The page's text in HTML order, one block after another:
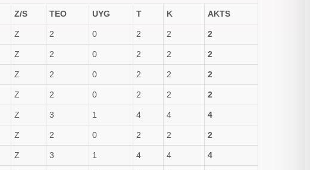
Z/S TEO UYG T K AKTS
Z 2 0 2 2 2
Z 2 0 2 2 2
Z 2 0 2 2 2
Z 2 0 2 2 2
Z 3 1 4 4 4
Z 2 0 2 2 2
Z 3 1 4 4 4